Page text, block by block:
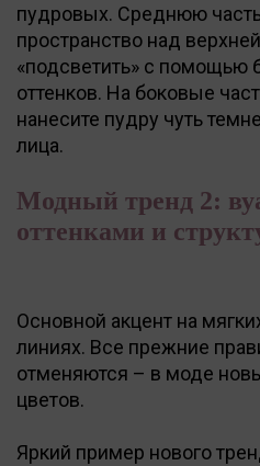
пудровых. Среднюю
пространство над
«подсветить» с помощью
оттенков. На боковые
нанесите пудру чуть
лица.
Модный тренд 2:
оттенками и
Основной акцент на
линиях. Все прежние
отменяются – в моде
цветов.
Яркий пример нового